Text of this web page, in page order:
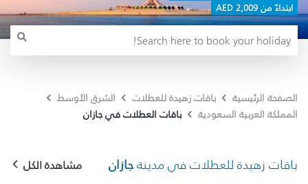
ابتداءً من 2,009 AED
الصفحة الرئيسية باقات زهيدة للعطلات
الشرق الأوسط
المملكة العربية السعودية
باقات العطلات في جازان
باقات زهيدة للعطلات في مدينةجازان مشاهدة الكل